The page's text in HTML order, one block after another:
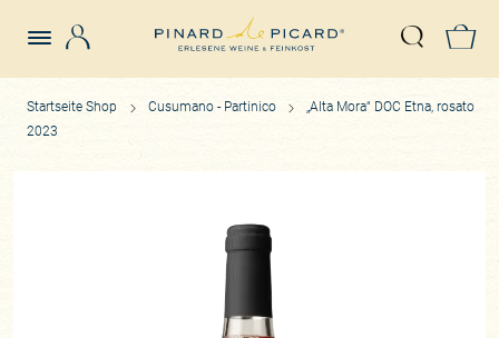
Suche
Startseite Shop Cusumano - Partinico
„Alta Mora“ DOC Etna, rosato
2023